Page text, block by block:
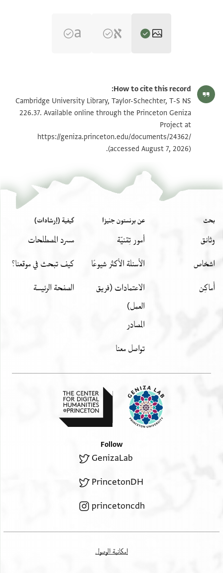
T-S NS 226.37 1v تكبير و تدوير
بيان أذونات الصورة
How to cite this record:
Cambridge University Library, Taylor-Schechter, T-S NS
226.37. Available online through the Princeton Geniza
Project at
https://geniza.princeton.edu/documents/24362/
(accessed August 7, 2026).
بحث
وثائق
اشخاص
أَماكِن
عن برنستون جنيزا
أمور تِقنيّة
الأسئلة الأكثر شيوعًا
الاعتمادات (فريق
العمل)
المصادر
تواصل معنا
كيفية (إرشادات)
مسرد المصطلحات
كيف تبحث في موقعنا؟
الصفحة الرئيسة
Follow
GenizaLab
PrincetonDH
princetoncdh
إمكانية الوصول